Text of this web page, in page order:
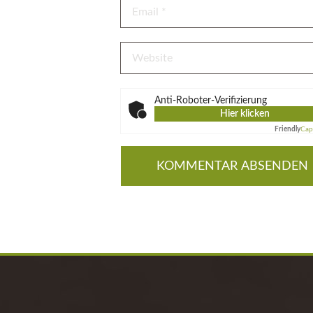
Anti-Roboter-Verifizierung
Hier klicken
Friendly